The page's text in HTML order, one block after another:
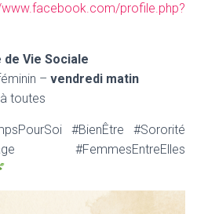
profile.php?
de Vie Sociale
– vendredi matin
toutes
#BienÊtre #Sororité
#FemmesEntreElles